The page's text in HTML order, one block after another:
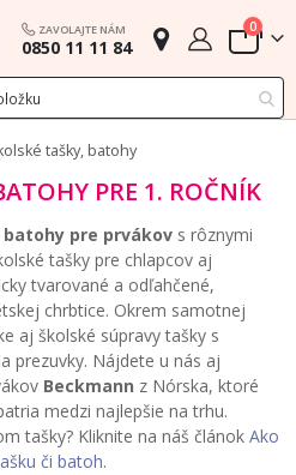
ZAVOLAJTE NÁM
0850 11 11 84 Cart
0
tašky, batohy
PRE 1. ROČNÍK
pre prvákov s rôznymi
tašky pre chlapcov aj
tvarované a odľahčené,
chrbtice. Okrem samotnej
aj školské súpravy tašky s
prezuvky. Nájdete u nás aj
Beckmann z Nórska, ktoré
medzi najlepšie na trhu.
tašky? Kliknite na náš článok Ako
či batoh.